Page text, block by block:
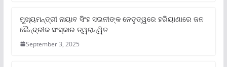
ମୁଖ୍ୟମନ୍ତ୍ରୀ ନାୟାବ ସିଂହ ସଇନୀଙ୍କ ନେତୃତ୍ୱରେ ହରିୟାଣାରେ ଜନ
କୈନ୍ଦ୍ରୀକ ସଂସ୍କାର ତ୍ୱରାନ୍ୱିତ
September 3, 2025